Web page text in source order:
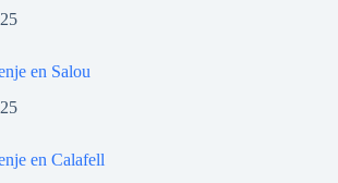
en Salou
en Calafell